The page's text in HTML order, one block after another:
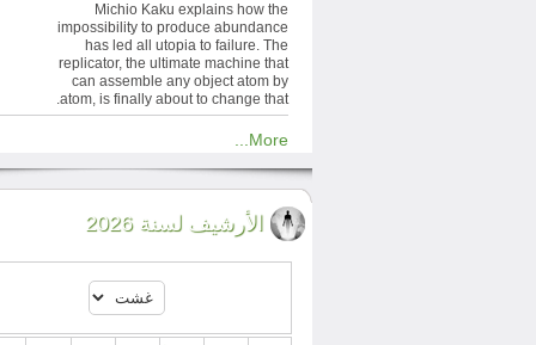
Michio Kaku explains how the
impossibility to produce abundance
has led all utopia to failure. The
replicator, the ultimate machine that
can assemble any object atom by
atom, is finally about to change that.
More...
الأرشيف لسنة 2026